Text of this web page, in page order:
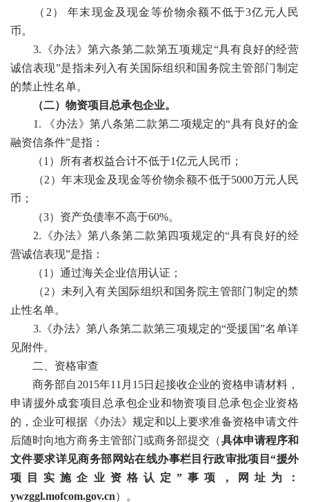
（2） 年末现金及现金等价物余额不低于3亿元人民
币。
3.《办法》第六条第二款第五项规定“具有良好的经营
诚信表现”是指未列入有关国际组织和国务院主管部门制定
的禁止性名单。
（二）物资项目总承包企业。
1. 《办法》第八条第二款第二项规定的“具有良好的金
融资信条件”是指：
（1）所有者权益合计不低于1亿元人民币；
（2）年末现金及现金等价物余额不低于5000万元人民
币；
（3）资产负债率不高于60%。
2.《办法》第八条第二款第四项规定的“具有良好的经
营诚信表现”是指：
（1）通过海关企业信用认证；
（2）未列入有关国际组织和国务院主管部门制定的禁
止性名单。
3.《办法》第八条第二款第三项规定的“受援国”名单详
见附件。
二、资格审查
商务部自2015年11月15日起接收企业的资格申请材料，
申请援外成套项目总承包企业和物资项目总承包企业资格
的，企业可根据《办法》规定和以上要求准备资格申请文件
后随时向地方商务主管部门或商务部提交（具体申请程序和
文件要求详见商务部网站在线办事栏目行政审批项目“援外
项目实施企业资格认定”事项，网址为：
ywzggl.mofcom.gov.cn）。